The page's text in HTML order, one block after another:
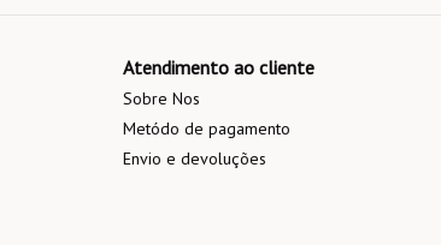
Atendimento ao cliente
Sobre Nos
Metódo de pagamento
Envio e devoluções